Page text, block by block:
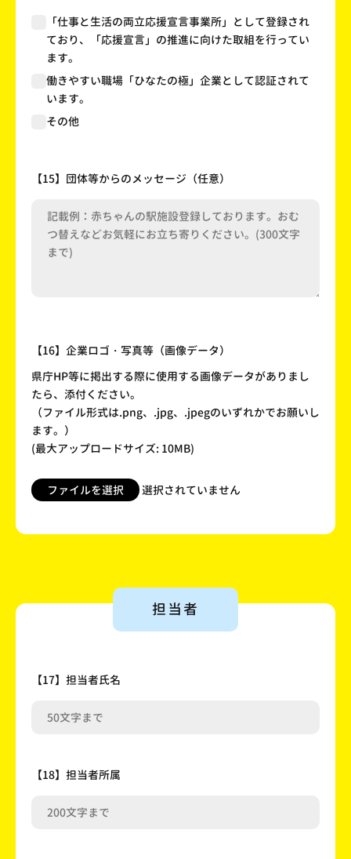
「仕事と生活の両立応援宣言事業所」として登録され
ており、「応援宣言」の推進に向けた取組を行ってい
ます。
働きやすい職場「ひなたの極」企業として認証されて
います。
その他
【15】団体等からのメッセージ（任意）
【16】企業ロゴ・写真等（画像データ）
県庁HP等に掲出する際に使用する画像データがありまし
たら、添付ください。
（ファイル形式は.png、.jpg、.jpegのいずれかでお願いし
ます。）
(最大アップロードサイズ: 10MB)
ファイルを選択 選択されていません
担当者
【17】担当者氏名
【18】担当者所属